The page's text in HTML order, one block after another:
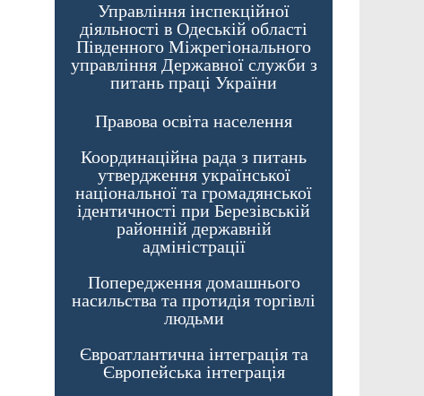
Управління інспекційної
діяльності в Одеській області
Південного Міжрегіонального
управління Державної служби з
питань праці України
Правова освіта населення
Координаційна рада з питань
утвердження української
національної та громадянської
ідентичності при Березівській
районній державній
адміністрації
Попередження домашнього
насильства та протидія торгівлі
людьми
Євроатлантична інтеграція та
Європейська інтеграція